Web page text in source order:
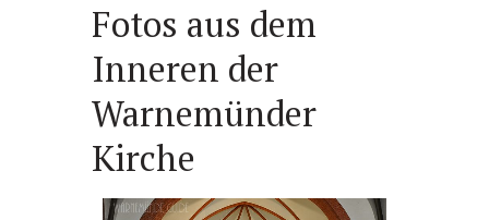
Fotos aus dem
Inneren der
Warnemünder
Kirche